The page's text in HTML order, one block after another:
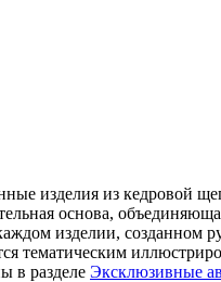
изделия из кедровой
основа,
изделии,
тематическим
в разделе Эксклюзивные